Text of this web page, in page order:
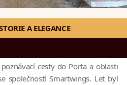
A ELEGANCE
cesty do Porta a oblasti
společností Smartwings. Let byl